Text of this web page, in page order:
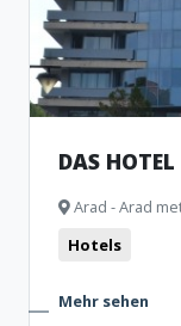
DAS
Arad - Arad
Hotels
Mehr sehen